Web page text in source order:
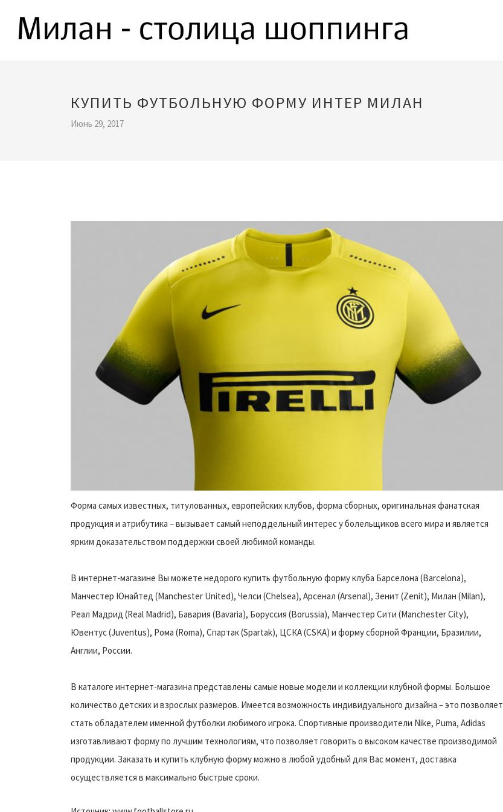
КУПИТЬ ФУТБОЛЬНУЮ ФОРМУ ИНТЕР МИЛАН
Июнь 29, 2017
Форма самых известных, титулованных, европейских клубов, форма сборных, оригинальная фанатская
продукция и атрибутика – вызывает самый неподдельный интерес у болельщиков всего мира и является
ярким доказательством поддержки своей любимой команды.
В интернет-магазине Вы можете недорого купить футбольную форму клуба Барселона (Barcelona),
Манчестер Юнайтед (Manchester United), Челси (Chelsea), Арсенал (Arsenal), Зенит (Zenit), Милан (Milan),
Реал Мадрид (Real Madrid), Бавария (Bavaria), Боруссия (Borussia), Манчестер Сити (Manchester City),
Ювентус (Juventus), Рома (Roma), Спартак (Spartak), ЦСКА (CSKA) и форму сборной Франции, Бразилии,
Англии, России.
В каталоге интернет-магазина представлены самые новые модели и коллекции клубной формы. Большое
количество детских и взрослых размеров. Имеется возможность индивидуального дизайна – это позволяет
стать обладателем именной футболки любимого игрока. Спортивные производители Nike, Puma, Adidas
изготавливают форму по лучшим технологиям, что позволяет говорить о высоком качестве производимой
продукции. Заказать и купить клубную форму можно в любой удобный для Вас момент, доставка
осуществляется в максимально быстрые сроки.